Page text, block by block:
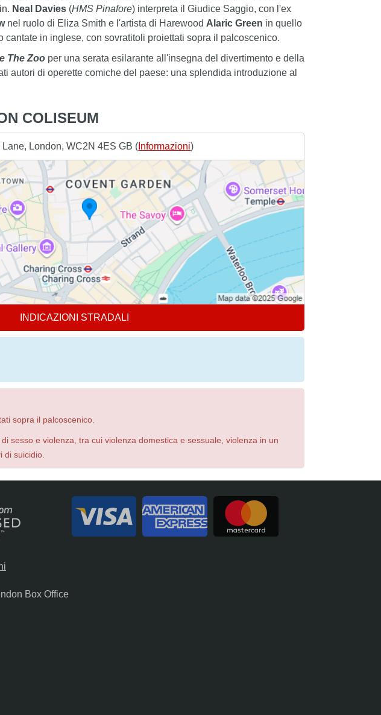
Neal Davies(HMS Pinafore) interpreta il Giudice Saggio, con l'ex
nel ruolo di Eliza Smith e l'artista di Harewood Alaric Green in quello
cantate in inglese, con sovratitoli proiettati sopra il palcoscenico.
The Zooper una serata esilarante all'insegna del divertimento e della
autori di operette comiche del paese: una splendida introduzione al
COLISEUM
Lane, London, WC2N 4ES GB ( Informazioni)
INDICAZIONI STRADALI
sopra il palcoscenico.
sesso e violenza, tra cui violenza domestica e sessuale, violenza in un
di suicidio.
Box Office